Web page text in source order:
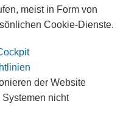
meist in Form von
Cookie-Dienste.
der Website
nicht